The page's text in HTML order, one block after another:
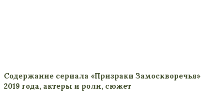
Содержание сериала «Призраки Замоскворечья»
2019 года, актеры и роли, сюжет